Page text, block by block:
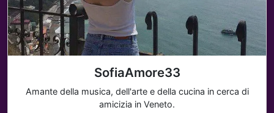
SofiaAmore33
Amante della musica, dell'arte e della cucina in cerca di
amicizia in Veneto.